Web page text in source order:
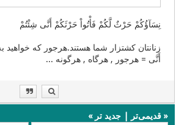
نِسَآؤُكُمْ حَرْثٌ لَّكُمْ فَأْتُواْ حَرْثَكُمْ أَنَّى شِئْتُمْ
زنانتان کشتزار شما هستند.هرجور که خواهید
أَنَّى = هرجور , هرگاه , هرگونه ...
«قدیمی‌تر |جدید تر »